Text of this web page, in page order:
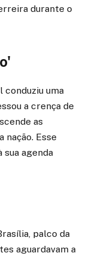
durante o
conduziu uma
a crença de
as
nação. Esse
agenda
palco da
aguardavam a